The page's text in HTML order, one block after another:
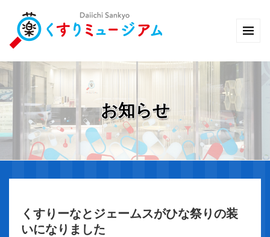
お知らせ
くすりーなとジェームスがひな祭りの装
いになりました